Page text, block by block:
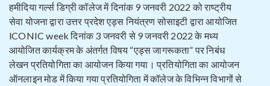
हमीदिया गर्ल्स डिग्री कॉलेज में दिनांक 9 जनवरी 2022 को राष्ट्रीय
सेवा योजना द्वारा उत्तर प्रदेश एड्स नियंत्रण सोसाइटी द्वारा आयोजित
lCONIC week दिनांक 3 जनवरी से 9 जनवरी 2022 के मध्य
आयोजित कार्यक्रम के अंतर्गत विषय “एड्स जागरूकता” पर निबंध
लेखन प्रतियोगिता का आयोजन किया गया। प्रतियोगिता का आयोजन
ऑनलाइन मोड में किया गया प्रतियोगिता में कॉलेज के विभिन्न विभागों से